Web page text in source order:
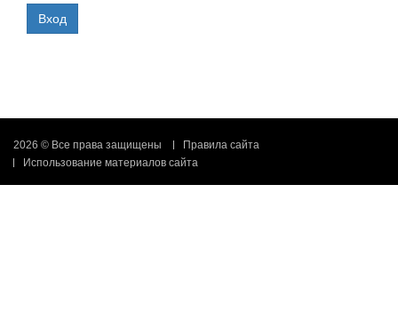
Вход
2026 © Все права защищены
Правила сайта
Использование материалов сайта